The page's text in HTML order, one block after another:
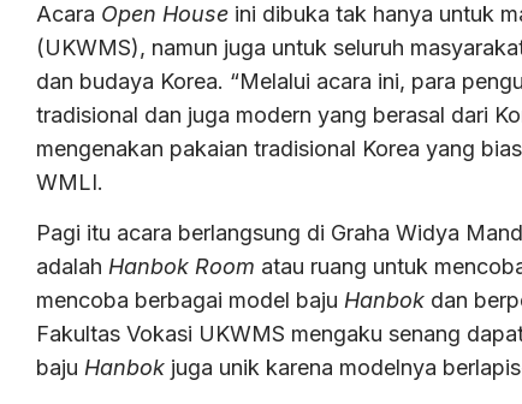
Acara Open House ini dibuka tak hanya untuk
(UKWMS), namun juga untuk seluruh
dan budaya Korea. “Melalui acara ini, para
tradisional dan juga modern yang berasal dari
mengenakan pakaian tradisional Korea yang
WMLI.
Pagi itu acara berlangsung di Graha Widya
adalah Hanbok Room atau ruang untuk
mencoba berbagai model baju Hanbok dan
Fakultas Vokasi UKWMS mengaku senang
baju Hanbok juga unik karena modelnya